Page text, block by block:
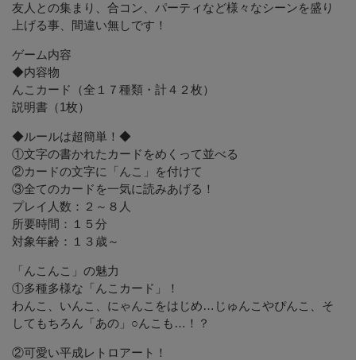
友人との集まり、合コン、パーティなど様々なシーンを盛り
上げる事、間違い無しです！
ゲーム内容
◆内容物
んこカード（全１７種類・計４２枚）
説明書（1枚）
◆ルールは超簡単！◆
①文字の書かれたカードをめくって並べる
②カードの文字に「んこ」を付けて
③全てのカードを一気に読みあげる！
プレイ人数：２～８人
所要時間：１５分
対象年齢：１３歳～
「んこんこ」の魅力
①多種多様な「んこカード」！
わんこ、いんこ、にゃんこをはじめ…じゅんこやぴんこ、そ
してもちろん「あの」○んこも…！？
②可愛い平成レトロアート！